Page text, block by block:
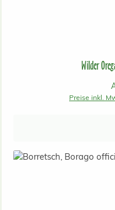
Wilder
Preise inkl.